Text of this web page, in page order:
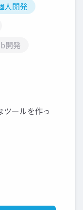
人開発
開発
ールを作っ